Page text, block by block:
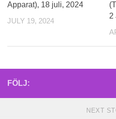
Apparat), 18 juli, 2024
JULY 19, 2024
2
FÖLJ:
NEXT